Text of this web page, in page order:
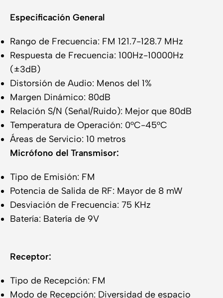
Especificación General
Rango de Frecuencia: FM 121.7-128.7 MHz
Respuesta de Frecuencia: 100Hz-10000Hz
(±3dB)
Distorsión de Audio: Menos del 1%
Margen Dinámico: 80dB
Relación S/N (Señal/Ruido): Mejor que 80dB
Temperatura de Operación: 0°C-45°C
Áreas de Servicio: 10 metros
Micrófono del Transmisor:
Tipo de Emisión: FM
Potencia de Salida de RF: Mayor de 8 mW
Desviación de Frecuencia: 75 KHz
Batería: Batería de 9V
Receptor:
Tipo de Recepción: FM
Modo de Recepción: Diversidad de espacio